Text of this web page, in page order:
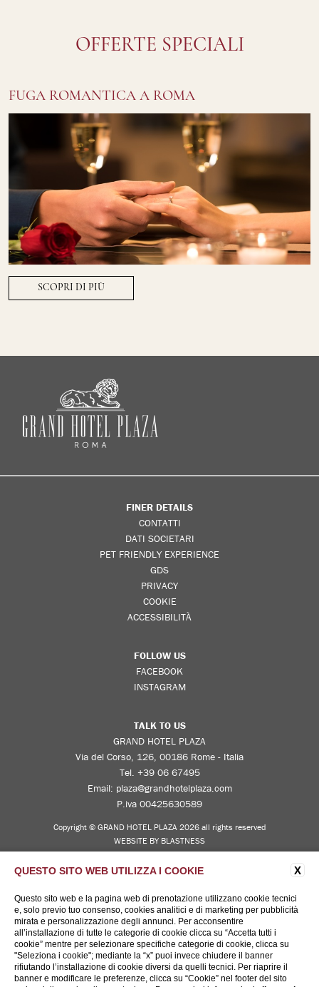
OFFERTE SPECIALI
FUGA ROMANTICA A ROMA
SCOPRI DI PIÙ
FINER DETAILS
CONTATTI
DATI SOCIETARI
PET FRIENDLY EXPERIENCE
GDS
PRIVACY
COOKIE
ACCESSIBILITÀ
FOLLOW US
FACEBOOK
INSTAGRAM
TALK TO US
GRAND HOTEL PLAZA
Via del Corso, 126, 00186 Rome - Italia
Tel. +39 06 67495
Email: plaza@grandhotelplaza.com
P.iva 00425630589
Copyright © GRAND HOTEL PLAZA 2026 all rights reserved
WEBSITE BY BLASTNESS
X
QUESTO SITO WEB UTILIZZA I COOKIE
Questo sito web e la pagina web di prenotazione utilizzano cookie tecnici
e, solo previo tuo consenso, cookies analitici e di marketing per pubblicità
mirata e personalizzazione degli annunci. Per acconsentire
all’installazione di tutte le categorie di cookie clicca su “Accetta tutti i
cookie” mentre per selezionare specifiche categorie di cookie, clicca su
"Seleziona i cookie"; mediante la “x” puoi invece chiudere il banner
rifiutando l’installazione di cookie diversi da quelli tecnici. Per riaprire il
banner e modificare le preferenze, clicca su “Cookie” nel footer del sito